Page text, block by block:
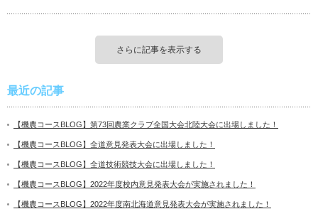
さらに記事を表示する
最近の記事
【機農コースBLOG】第73回農業クラブ全国大会北陸大会に出場しました！
【機農コースBLOG】全道意見発表大会に出場しました！
【機農コースBLOG】全道技術競技大会に出場しました！
【機農コースBLOG】2022年度校内意見発表大会が実施されました！
【機農コースBLOG】2022年度南北海道意見発表大会が実施されました！